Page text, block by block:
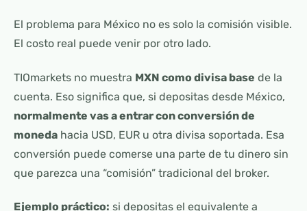
El problema para México no es solo la comisión visible.
El costo real puede venir por otro lado.
TIOmarkets no muestra MXN como divisa base de la
cuenta. Eso significa que, si depositas desde México,
normalmente vas a entrar con conversión de
moneda hacia USD, EUR u otra divisa soportada. Esa
conversión puede comerse una parte de tu dinero sin
que parezca una “comisión” tradicional del broker.
Ejemplo práctico: si depositas el equivalente a